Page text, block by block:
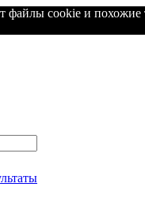
файлы cookie и похожие